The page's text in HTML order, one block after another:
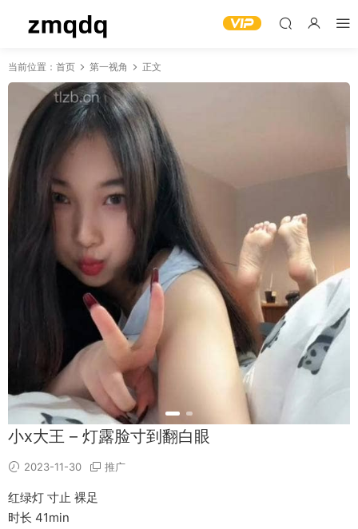
当前位置： 首页 第一视角 正文
小x大王 – 灯露脸寸到翻白眼
2023-11-30 推广
红绿灯 寸止 裸足
时长 41min